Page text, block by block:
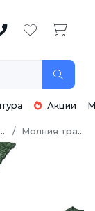
Акции
Молния трактор